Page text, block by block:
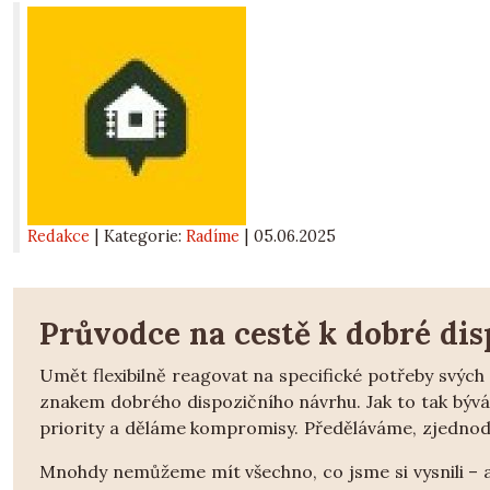
Redakce | Kategorie:Radíme |05.06.2025
Průvodce na cestě k dobré
Umět flexibilně reagovat na specifické potřeby
znakem dobrého dispozičního návrhu. Jak to tak
priority a děláme kompromisy. Předěláváme,
Mnohdy nemůžeme mít všechno, co jsme si vysnili